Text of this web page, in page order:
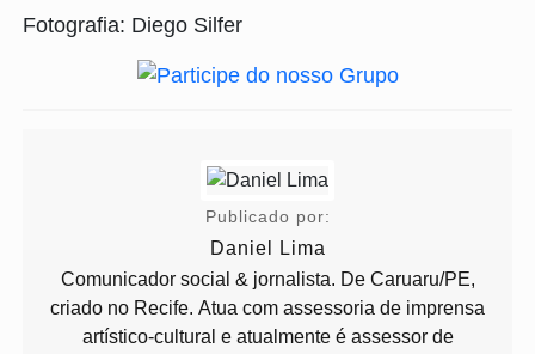
Fotografia: Diego Silfer
Publicado por:
Daniel Lima
Comunicador social & jornalista. De Caruaru/PE,
criado no Recife. Atua com assessoria de imprensa
artístico-cultural e atualmente é assessor de